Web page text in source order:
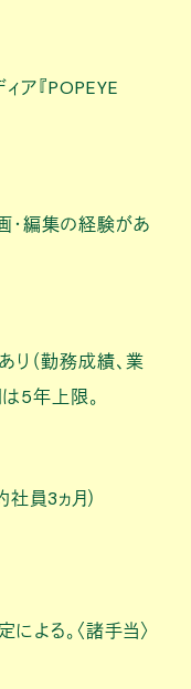
ア『POPEYE
・編集の経験があ
（勤務成績、業
5年上限。
員3ヵ月）
よる。〈諸手当〉